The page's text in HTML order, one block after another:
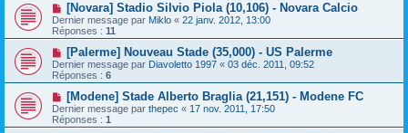
[Novara] Stadio Silvio Piola (10,106) - Novara Calcio
Dernier message par Miklo « 22 janv. 2012, 13:00
Réponses : 11
[Palerme] Nouveau Stade (35,000) - US Palerme
Dernier message par Diavoletto 1997 « 03 déc. 2011, 09:52
Réponses : 6
[Modene] Stade Alberto Braglia (21,151) - Modene FC
Dernier message par thepec « 17 nov. 2011, 17:50
Réponses : 1